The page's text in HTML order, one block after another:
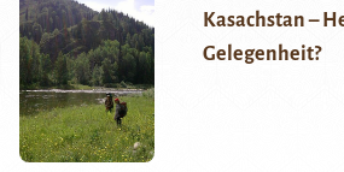
Kasachstan –
Gelegenheit?